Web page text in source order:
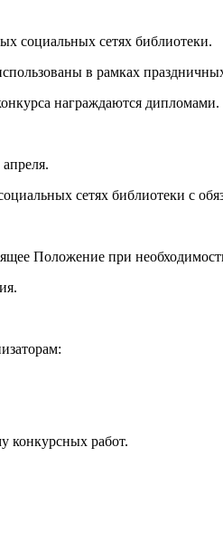
социальных сетях библиотеки.
в рамках
награждаются дипломами.
сетях библиотеки с
Положение при
конкурсных работ.